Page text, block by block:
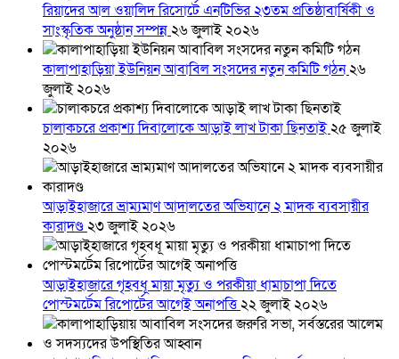
রিয়াদের আল ওয়ালিদ রিসোর্টে এনটিভির ২৩তম প্রতিষ্ঠাবার্ষিকী ও
সাংস্কৃতিক অনুষ্ঠান সম্পন্ন২৬ জুলাই ২০২৬
কালাপাহাড়িয়া ইউনিয়ন আবাবিল সংসদের নতুন কমিটি গঠন২৬
জুলাই ২০২৬
চালাকচরে প্রকাশ্য দিবালোকে আড়াই লাখ টাকা ছিনতাই২৫ জুলাই
২০২৬
আড়াইহাজারে ভ্রাম্যমাণ আদালতের অভিযানে ২ মাদক ব্যবসায়ীর
কারাদণ্ড২৩ জুলাই ২০২৬
আড়াইহাজারে গৃহবধূ মায়া মৃত্যু ও পরকীয়া ধামাচাপা দিতে
পোস্টমর্টেম রিপোর্টের আগেই অনাপত্তি২২ জুলাই ২০২৬